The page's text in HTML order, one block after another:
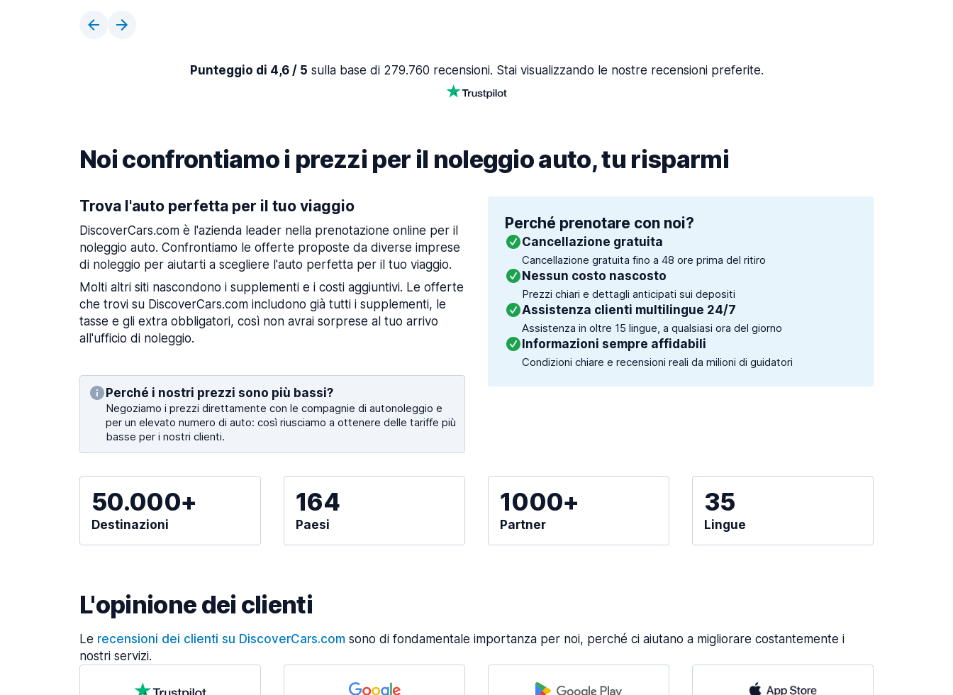
Punteggio di 4,6 / 5 sulla base di 279.760 recensioni. Stai visualizzando le nostre recensioni preferite.
Noi confrontiamo i prezzi per il noleggio auto, tu risparmi
Trova l'auto perfetta per il tuo viaggio
DiscoverCars.com è l'azienda leader nella prenotazione online per il
noleggio auto. Confrontiamo le offerte proposte da diverse imprese
di noleggio per aiutarti a scegliere l'auto perfetta per il tuo viaggio.
Molti altri siti nascondono i supplementi e i costi aggiuntivi. Le offerte
che trovi su DiscoverCars.com includono già tutti i supplementi, le
tasse e gli extra obbligatori, così non avrai sorprese al tuo arrivo
all'ufficio di noleggio.
Perché i nostri prezzi sono più bassi?
Negoziamo i prezzi direttamente con le compagnie di autonoleggio e
per un elevato numero di auto: così riusciamo a ottenere delle tariffe più
basse per i nostri clienti.
Perché prenotare con noi?
Cancellazione gratuita
Cancellazione gratuita fino a 48 ore prima del ritiro
Nessun costo nascosto
Prezzi chiari e dettagli anticipati sui depositi
Assistenza clienti multilingue 24/7
Assistenza in oltre 15 lingue, a qualsiasi ora del giorno
Informazioni sempre affidabili
Condizioni chiare e recensioni reali da milioni di guidatori
50.000+
Destinazioni
164
Paesi
1000+
Partner
35
Lingue
L'opinione dei clienti
Le recensioni dei clienti su DiscoverCars.com sono di fondamentale importanza per noi, perché ci aiutano a migliorare costantemente i
nostri servizi.